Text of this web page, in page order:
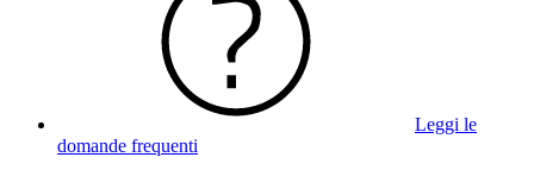
Leggi le
domande frequenti